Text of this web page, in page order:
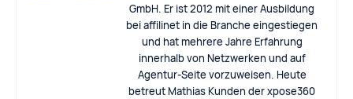
GmbH. Er ist 2012 mit einer Ausbildung
bei affilinet in die Branche eingestiegen
und hat mehrere Jahre Erfahrung
innerhalb von Netzwerken und auf
Agentur-Seite vorzuweisen. Heute
betreut Mathias Kunden der xpose360